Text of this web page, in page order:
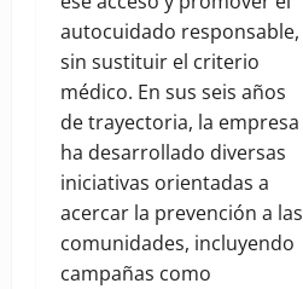
autocuidado responsable,
sin sustituir el criterio
médico. En sus seis años
de trayectoria, la empresa
ha desarrollado diversas
iniciativas orientadas a
acercar la prevención a las
comunidades, incluyendo
campañas como